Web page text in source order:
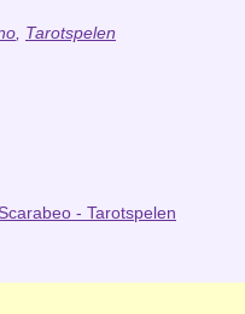
Tarotspelen
- Tarotspelen